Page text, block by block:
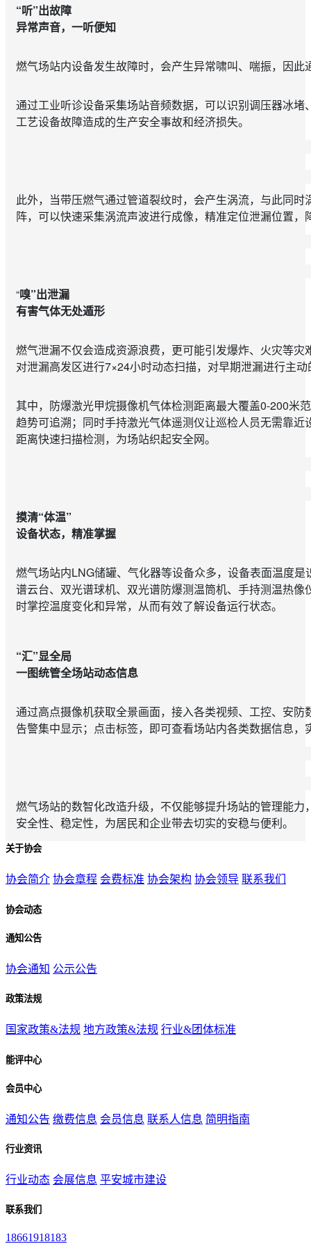
“听”出故障
异常声音，一听便知
燃气场站内设备发生故障时，会产生异常啸叫、喘振，因
通过工业听诊设备采集场站音频数据，可以识别调压器冰
工艺设备故障造成的生产安全事故和经济损失。
此外，当带压燃气通过管道裂纹时，会产生涡流，与此同
阵，可以快速采集涡流声波进行成像，精准定位泄漏位置
“嗅”出泄漏
有害气体无处遁形
燃气泄漏不仅会造成资源浪费，更可能引发爆炸、火灾等
对泄漏高发区进行7×24小时动态扫描，对早期泄漏进行主
其中，防爆激光甲烷摄像机气体检测距离最大覆盖0-200米
趋势可追溯；同时手持激光气体遥测仪让巡检人员无需靠
距离快速扫描检测，为场站织起安全网。
摸清“体温”
设备状态，精准掌握
燃气场站内LNG储罐、气化器等设备众多，设备表面温度
谱云台、双光谱球机、双光谱防爆测温筒机、手持测温热
时掌控温度变化和异常，从而有效了解设备运行状态。
“汇”显全局
一图统管全场站动态信息
通过高点摄像机获取全景画面，接入各类视频、工控、安
告警集中显示；点击标签，即可查看场站内各类数据信息，
燃气场站的数智化改造升级，不仅能够提升场站的管理能
安全性、稳定性，为居民和企业带去切实的安稳与便利。
关于协会
协会简介 协会章程 会费标准 协会架构 协会领导 联系我们
协会动态
通知公告
协会通知 公示公告
政策法规
国家政策&法规 地方政策&法规 行业&团体标准
能评中心
会员中心
通知公告 缴费信息 会员信息 联系人信息 简明指南
行业资讯
行业动态 会展信息 平安城市建设
联系我们
18661918183